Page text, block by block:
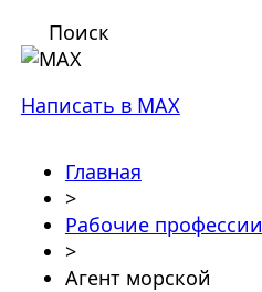
Поиск
Написать в MAX
Главная
>
Рабочие профессии
>
Агент морской